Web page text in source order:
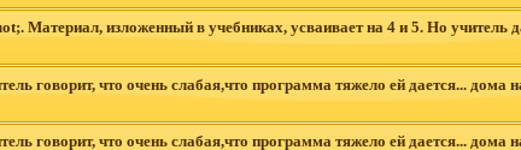
Материал, изложенный в учебниках, усваивает на 4 и 5. Но учитель
говорит, что очень слабая,что программа тяжело ей дается... дома
говорит, что очень слабая,что программа тяжело ей дается... дома